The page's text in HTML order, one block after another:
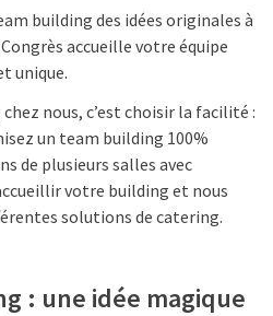
building des idées originales à
accueille votre équipe
unique.
nous, c’est choisir la facilité :
un team building 100%
de plusieurs salles avec
votre building et nous
solutions de catering.
: une idée magique